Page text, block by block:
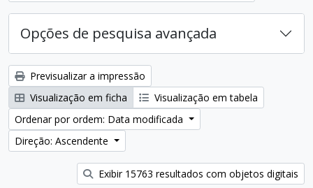
Opções de pesquisa avançada
Previsualizar a impressão
Visualização em ficha
Visualização em tabela
Ordenar por ordem: Data modificada
Direção: Ascendente
Exibir 15763 resultados com objetos digitais